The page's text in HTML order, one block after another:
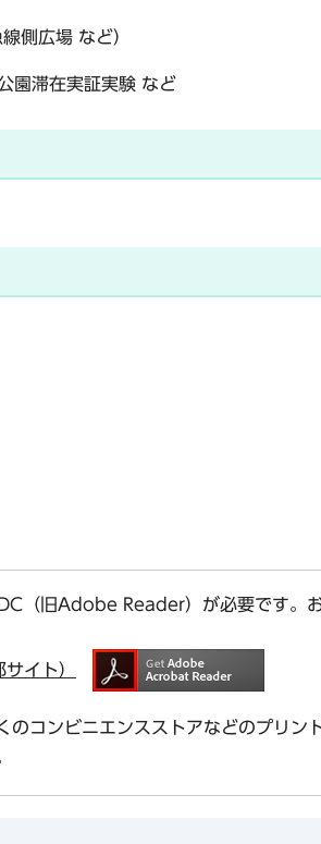
側広場 など）
園滞在実証実験 など
（旧Adobe Reader）が必要です。
イト）
コンビニエンスストアなどのプリ